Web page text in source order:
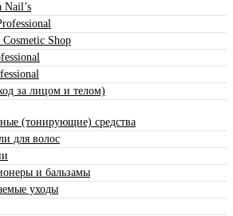
Nail’s
Shop
за лицом и телом)
(тонирующие) средства
для волос
и бальзамы
уходы